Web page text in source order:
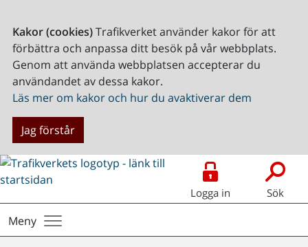
Kakor (cookies)Trafikverket använder kakor för att
förbättra och anpassa ditt besök på vår webbplats.
Genom att använda webbplatsen accepterar du
användandet av dessa kakor.
Läs mer om kakor och hur du avaktiverar dem
Jag förstår
Logga in Sök
Meny